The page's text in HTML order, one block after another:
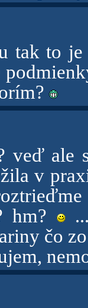
tak to je
veď ale
v
hm?
...
čo